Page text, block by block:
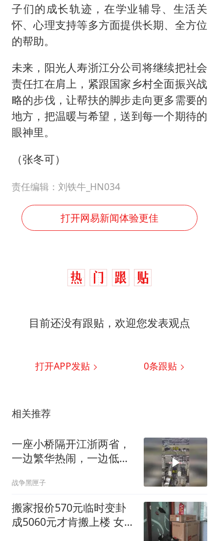
子们的成长轨迹，在学业辅导、生活关
怀、心理支持等多方面提供长期、全方位
的帮助。
未来，阳光人寿浙江分公司将继续把社会
责任扛在肩上，紧跟国家乡村全面振兴战
略的步伐，让帮扶的脚步走向更多需要的
地方，把温暖与希望，送到每一个期待的
眼神里。
（张冬可）
责任编辑：刘铁牛_HN034
打开网易新闻体验更佳
目前还没有跟贴，欢迎您发表观点
打开APP发贴 0条跟贴
相关推荐
一座小桥隔开江浙两省，
一边繁华热闹，一边低调
战争黑匣子
搬家报价570元临时变卦
成5060元才肯搬上楼 女子